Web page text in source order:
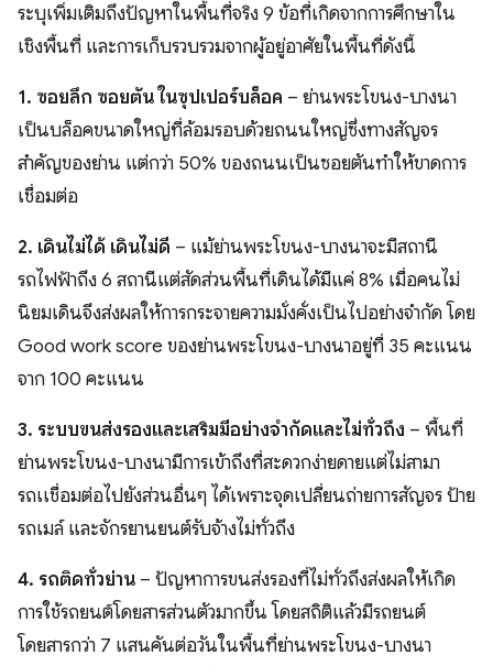
ระบุเพิ่มเติมถึงปัญหาในพื้นที่จริง 9 ข้อที่เกิดจากการศึกษาใน
เชิงพื้นที่ และการเก็บรวบรวมจากผู้อยู่อาศัยในพื้นที่ดังนี้
1. ซอยลึก ซอยตัน ในซุปเปอร์บล็อค – ย่านพระโขนง-บางนา
เป็นบล็อคขนาดใหญ่ที่ล้อมรอบด้วยถนนใหญ่ซึ่งทางสัญจร
สำคัญของย่าน แต่กว่า 50% ของถนนเป็นซอยตันทำให้ขาดการ
เชื่อมต่อ
2. เดินไม่ได้ เดินไม่ดี – แม้ย่านพระโขนง-บางนาจะมีสถานี
รถไฟฟ้าถึง 6 สถานีแต่สัดส่วนพื้นที่เดินได้มีแค่ 8% เมื่อคนไม่
นิยมเดินจึงส่งผลให้การกระจายความมั่งคั่งเป็นไปอย่างจำกัด โดย
Good work score ของย่านพระโขนง-บางนาอยู่ที่ 35 คะแนน
จาก 100 คะแนน
3. ระบบขนส่งรองและเสริมมีอย่างจำกัดและไม่ทั่วถึง – พื้นที่
ย่านพระโขนง-บางนามีการเข้าถึงที่สะดวกง่ายดายแต่ไม่สามา
รถเเชื่อมต่อไปยังส่วนอื่นๆ ได้เพราะจุดเปลี่ยนถ่ายการสัญจร ป้าย
รถเมล์ และจักรยานยนต์รับจ้างไม่ทั่วถึง
4. รถติดทั่วย่าน – ปัญหาการขนส่งรองที่ไม่ทั่วถึงส่งผลให้เกิด
การใช้รถยนต์โดยสารส่วนตัวมากขึ้น โดยสถิติแล้วมีรถยนต์
โดยสารกว่า 7 แสนคันต่อวันในพื้นที่ย่านพระโขนง-บางนา